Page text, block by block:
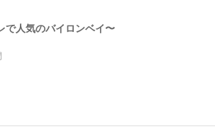
で人気のバイロンベイ〜